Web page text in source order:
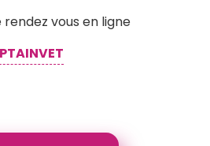
vous en ligne